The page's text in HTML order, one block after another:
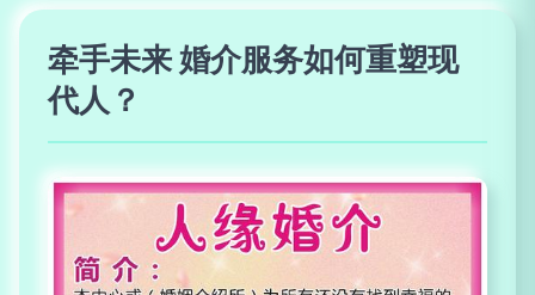
牵手未来 婚介服务如何重塑现
代人？